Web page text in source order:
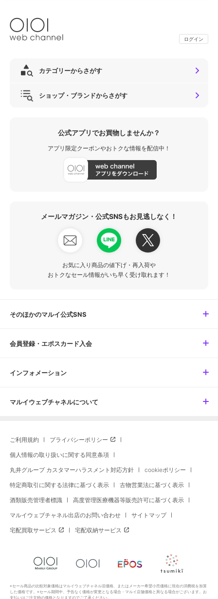
ログイン
カテゴリーからさがす
ショップ・ブランドからさがす
公式アプリでお買物しませんか？
アプリ限定クーポンやおトクな情報を配信中！
メールマガジン・公式SNSもお見逃しなく！
お気に入り商品の値下げ・再入荷や
おトクなセール情報がいち早く受け取れます！
そのほかのマルイ公式SNS
会員登録・エポスカード入会
インフォメーション
マルイウェブチャネルについて
ご利用規約 プライバシーポリシー
個人情報の取り扱いに関する同意条項
丸井グループ カスタマーハラスメント対応方針 cookieポリシー
特定商取引に関する法律に基づく表示 古物営業法に基づく表示
酒類販売管理者標識 高度管理医療機器等販売許可に基づく表示
マルイウェブチャネル出店のお問い合わせ サイトマップ
宅配買取サービス 宅配収納サービス
※セール商品の比較対象価格はマルイウェブチャネル旧価格、またはメーカー希望小売価格に現在の消費税を加算
した価格です。※セール期間中、予告なく価格が変更となる場合・マルイ店舗価格と異なる場合がございます。お
支払いはご注文時の価格となりますのでご了承ください。